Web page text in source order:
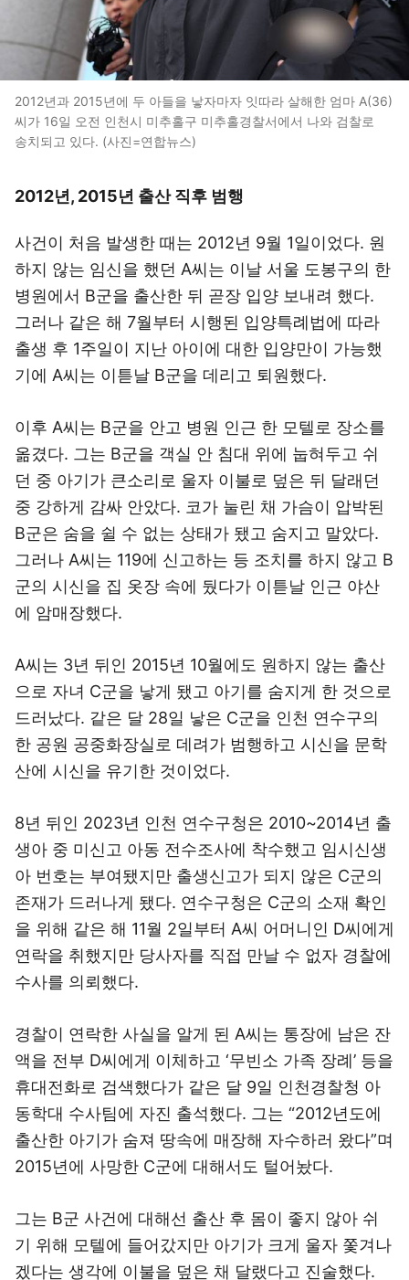
2012년과 2015년에 두 아들을 낳자마자 잇따라 살해한 엄마 A(36)
씨가 16일 오전 인천시 미추홀구 미추홀경찰서에서 나와 검찰로
송치되고 있다. (사진=연합뉴스)
2012년, 2015년 출산 직후 범행
사건이 처음 발생한 때는 2012년 9월 1일이었다. 원
하지 않는 임신을 했던 A씨는 이날 서울 도봉구의 한
병원에서 B군을 출산한 뒤 곧장 입양 보내려 했다.
그러나 같은 해 7월부터 시행된 입양특례법에 따라
출생 후 1주일이 지난 아이에 대한 입양만이 가능했
기에 A씨는 이튿날 B군을 데리고 퇴원했다.
이후 A씨는 B군을 안고 병원 인근 한 모텔로 장소를
옮겼다. 그는 B군을 객실 안 침대 위에 눕혀두고 쉬
던 중 아기가 큰소리로 울자 이불로 덮은 뒤 달래던
중 강하게 감싸 안았다. 코가 눌린 채 가슴이 압박된
B군은 숨을 쉴 수 없는 상태가 됐고 숨지고 말았다.
그러나 A씨는 119에 신고하는 등 조치를 하지 않고 B
군의 시신을 집 옷장 속에 뒀다가 이튿날 인근 야산
에 암매장했다.
A씨는 3년 뒤인 2015년 10월에도 원하지 않는 출산
으로 자녀 C군을 낳게 됐고 아기를 숨지게 한 것으로
드러났다. 같은 달 28일 낳은 C군을 인천 연수구의
한 공원 공중화장실로 데려가 범행하고 시신을 문학
산에 시신을 유기한 것이었다.
8년 뒤인 2023년 인천 연수구청은 2010~2014년 출
생아 중 미신고 아동 전수조사에 착수했고 임시신생
아 번호는 부여됐지만 출생신고가 되지 않은 C군의
존재가 드러나게 됐다. 연수구청은 C군의 소재 확인
을 위해 같은 해 11월 2일부터 A씨 어머니인 D씨에게
연락을 취했지만 당사자를 직접 만날 수 없자 경찰에
수사를 의뢰했다.
경찰이 연락한 사실을 알게 된 A씨는 통장에 남은 잔
액을 전부 D씨에게 이체하고 ‘무빈소 가족 장례’ 등을
휴대전화로 검색했다가 같은 달 9일 인천경찰청 아
동학대 수사팀에 자진 출석했다. 그는 “2012년도에
출산한 아기가 숨져 땅속에 매장해 자수하러 왔다”며
2015년에 사망한 C군에 대해서도 털어놨다.
그는 B군 사건에 대해선 출산 후 몸이 좋지 않아 쉬
기 위해 모텔에 들어갔지만 아기가 크게 울자 쫓겨나
겠다는 생각에 이불을 덮은 채 달랬다고 진술했다.